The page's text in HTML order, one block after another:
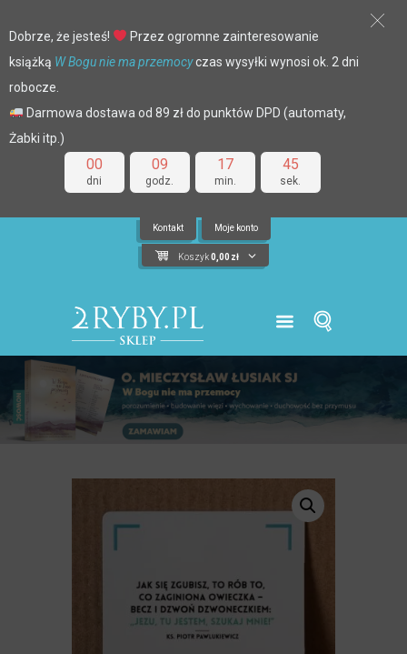
00
dni
09
godz.
17
min.
45
sek.
Dobrze, że jesteś!
Przez ogromne zainteresowanie
książką W Bogu nie ma przemocyczas wysyłki wynosi ok. 2 dni
robocze.
Darmowa dostawa od 89 zł do punktów DPD (automaty,
Żabki itp.)
Kontakt Moje konto
Koszyk 0,00 zł